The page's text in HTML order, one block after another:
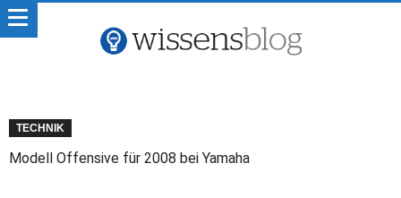
TECHNIK
Modell Offensive für 2008 bei Yamaha